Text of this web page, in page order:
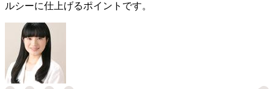
ルシーに仕上げるポイントです。